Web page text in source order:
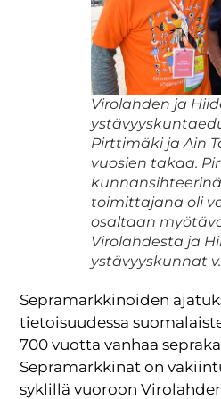
Virolahden ja
Pirttimäki ja Ain
vuosien takaa.
toimittajana oli
osaltaan
Virolahdesta ja
ystävyyskunnat v.
Sepramarkkinoiden
tietoisuudessa
700 vuotta vanhaa
Sepramarkkinat on
syklillä vuoroon